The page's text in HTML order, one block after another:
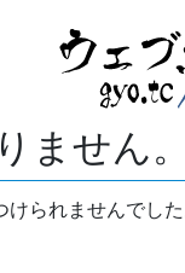
ません。
られませんでした